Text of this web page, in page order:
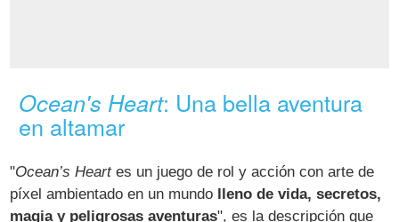
Ocean's Heart: Una bella aventura
en altamar
"Ocean’s Heartes un juego de rol y acción con arte de
píxel ambientado en un mundo
lleno de vida, secretos,
magia y peligrosas aventuras", es la descripción que